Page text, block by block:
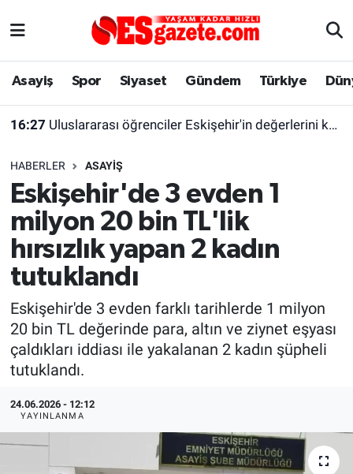
Asayiş Spor Siyaset Gündem Türkiye
16:27 Uluslararası öğrenciler Eskişehir'in değerlerini keşfetti
HABERLER ASAYIŞ
Eskişehir'de 3 evden 1
milyon 20 bin TL'lik
hırsızlık yapan 2 kadın
tutuklandı
Eskişehir'de 3 evden farklı tarihlerde 1 milyon
20 bin TL değerinde para, altın ve ziynet eşyası
çaldıkları iddiası ile yakalanan 2 kadın şüpheli
tutuklandı.
24.06.2026 - 12:12
YAYINLANMA
Asayiş
Gündem
Türkiye
Dünya
Sağlık
Alış-Veriş/İş dünyası
Yaşam
Eskişehirspor Arşivi
Eskişehir Arşivi
Röportaj
Ekonomi
Kültür Sanat
Bilecik
Kütahya
Eskişehir Nöbetçi Eczaneler
Süper Lig Puan Durumu ve Fikstür
Tüm Manşetler
Son Dakika Haberleri
Haber Arşivi